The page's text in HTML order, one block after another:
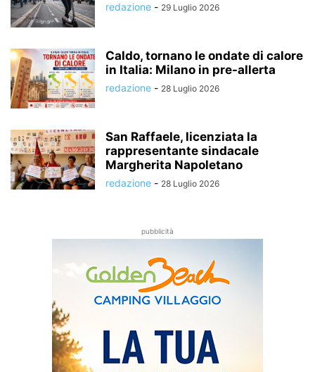
redazione - 29 Luglio 2026
Caldo, tornano le ondate di calore
in Italia: Milano in pre-allerta
redazione - 28 Luglio 2026
San Raffaele, licenziata la
rappresentante sindacale
Margherita Napoletano
redazione - 28 Luglio 2026
pubblicità